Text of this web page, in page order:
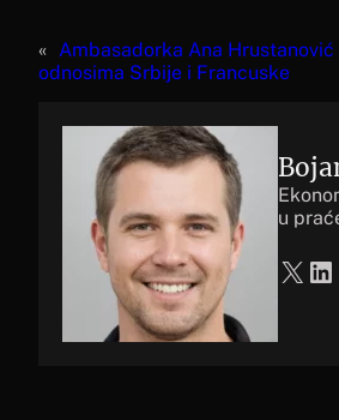
« Ambasadorka Ana
odnosima Srbije i Francuske
u
X LinkedIn